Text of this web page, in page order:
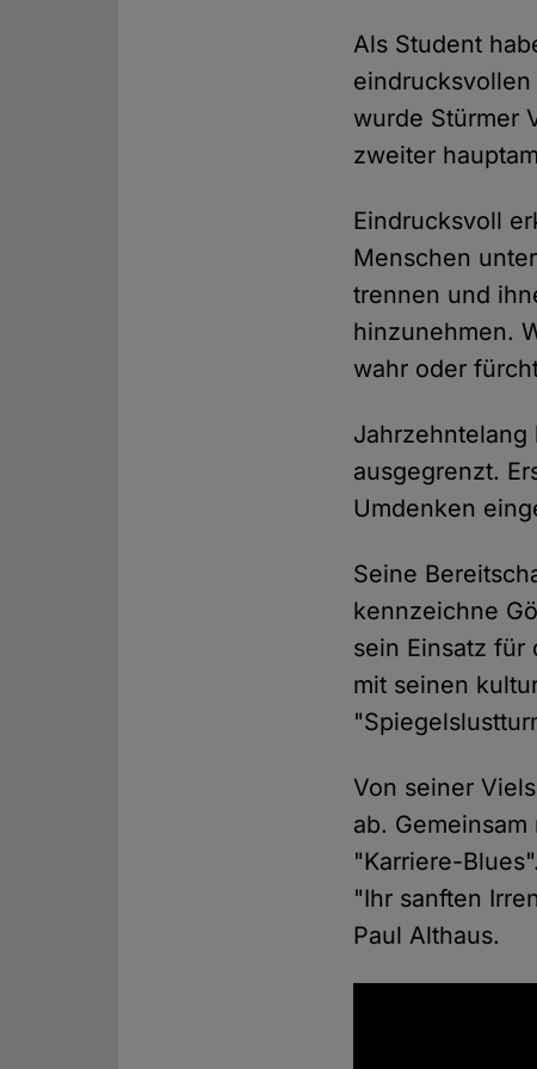
Als Student
wurde Stürmer
zweiter
Eindrucksvoll
Menschen
trennen und
hinzunehmen.
wahr oder
Jahrzehntelang
ausgegrenzt.
Umdenken
Seine
kennzeichne
sein Einsatz für
mit seinen
Von seiner
ab.
"Karriere-
"Ihr sanften
Paul Althaus.